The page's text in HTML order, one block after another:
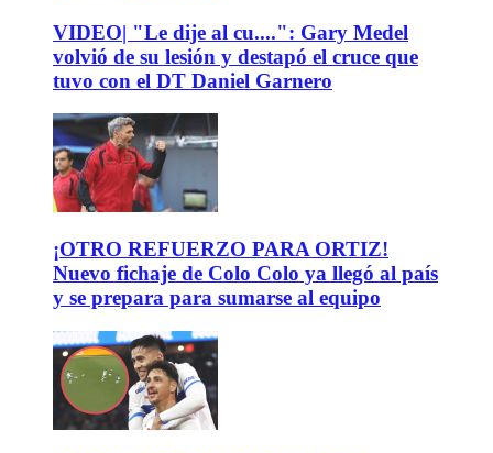
VIDEO| "Le dije al cu....": Gary Medel
volvió de su lesión y destapó el cruce que
tuvo con el DT Daniel Garnero
¡OTRO REFUERZO PARA ORTIZ!
Nuevo fichaje de Colo Colo ya llegó al país
y se prepara para sumarse al equipo